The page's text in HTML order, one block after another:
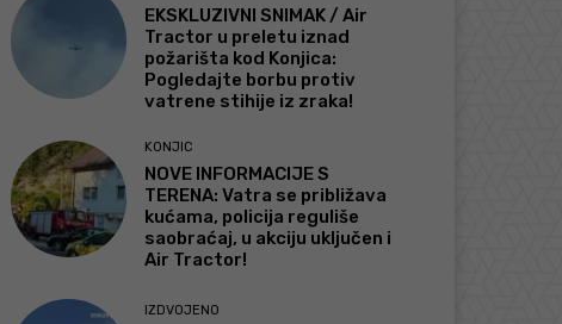
EKSKLUZIVNI SNIMAK / Air
Tractor u preletu iznad
požarišta kod Konjica:
Pogledajte borbu protiv
vatrene stihije iz zraka!
KONJIC
NOVE INFORMACIJE S
TERENA: Vatra se približava
kućama, policija reguliše
saobraćaj, u akciju uključen i
Air Tractor!
IZDVOJENO